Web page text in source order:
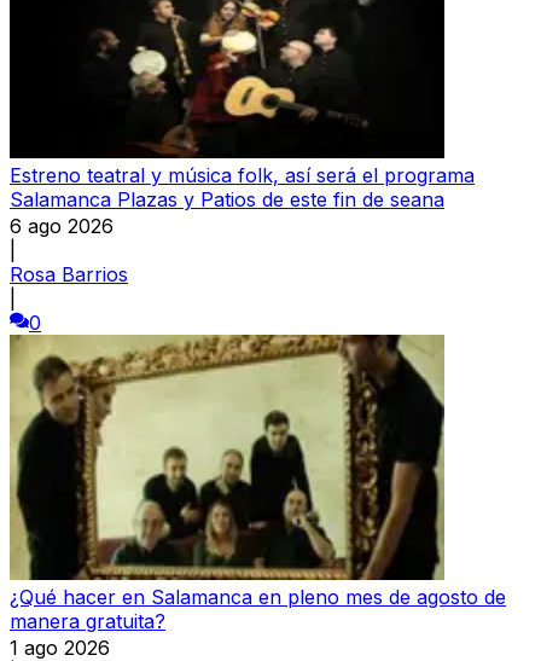
Estreno teatral y música folk, así será el programa
Salamanca Plazas y Patios de este fin de seana
6 ago 2026
Rosa Barrios
0
¿Qué hacer en Salamanca en pleno mes de agosto de
manera gratuita?
1 ago 2026